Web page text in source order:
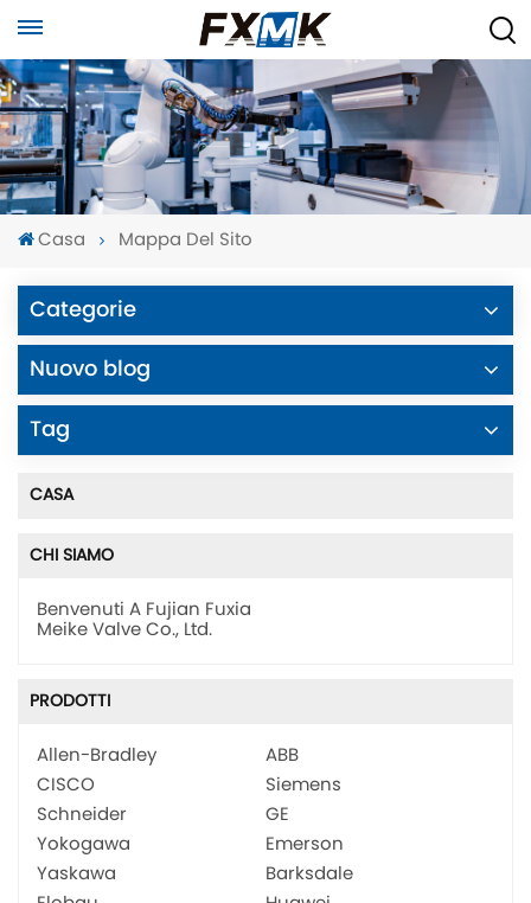
Casa Mappa Del Sito
Categorie
Nuovo blog
Tag
CASA
CHI SIAMO
Benvenuti A Fujian Fuxia
Meike Valve Co., Ltd.
PRODOTTI
Allen-Bradley
ABB
CISCO
Siemens
Schneider
GE
Yokogawa
Emerson
Yaskawa
Barksdale